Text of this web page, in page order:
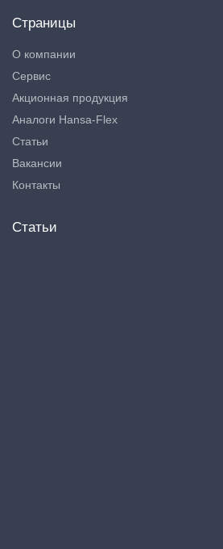
Страницы
О компании
Сервис
Акционная продукция
Аналоги Hansa-Flex
Статьи
Вакансии
Контакты
Статьи